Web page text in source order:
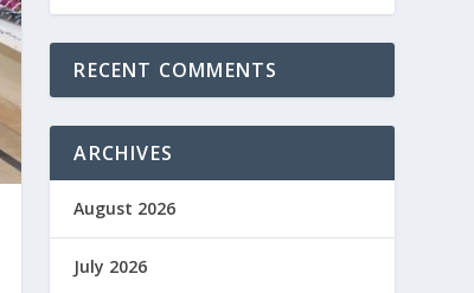
RECENT COMMENTS
ARCHIVES
August 2026
July 2026